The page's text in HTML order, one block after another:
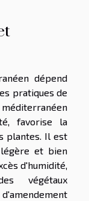
dépend
pratiques de
favorise la
plantes. Il est
et bien
d'humidité,
végétaux